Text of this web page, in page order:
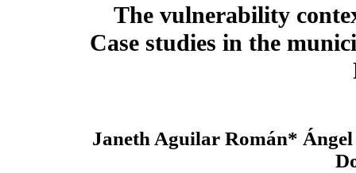
The vulnerability
Case studies in the
Janeth Aguilar Román*